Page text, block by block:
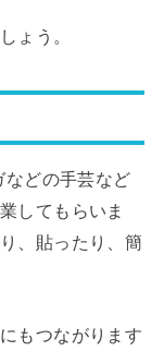
ょう。
どの手芸など
してもらいま
、貼ったり、簡
もつながります